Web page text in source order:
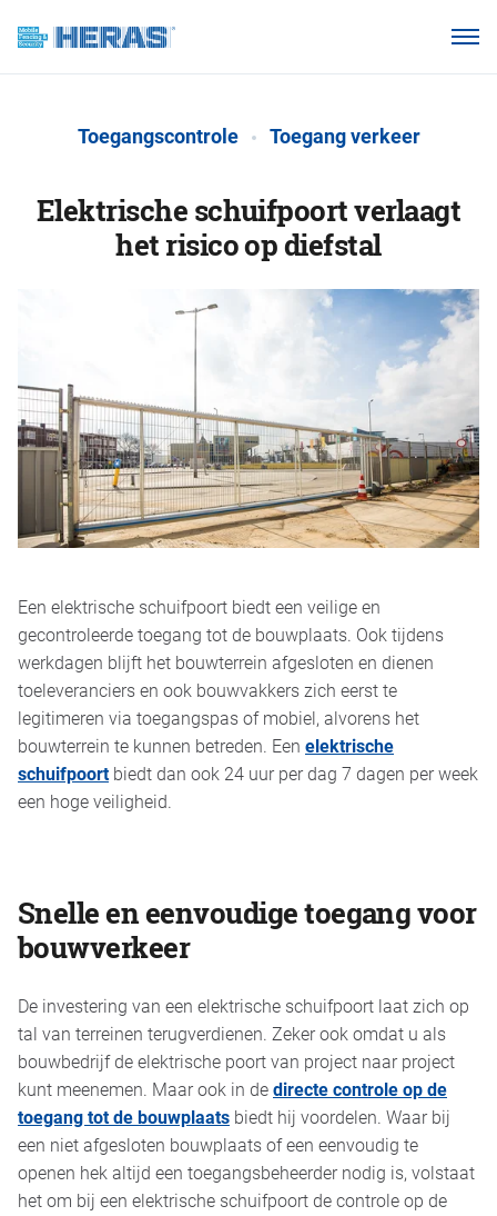
Producten
Kennisbank
Over ons
Webshop
Toegangscontrole Toegang verkeer
Elektrische schuifpoort verlaagt
het risico op diefstal
Een elektrische schuifpoort biedt een veilige en
gecontroleerde toegang tot de bouwplaats. Ook tijdens
werkdagen blijft het bouwterrein afgesloten en dienen
toeleveranciers en ook bouwvakkers zich eerst te
legitimeren via toegangspas of mobiel, alvorens het
bouwterrein te kunnen betreden. Een elektrische
schuifpoortbiedt dan ook 24 uur per dag 7 dagen per week
een hoge veiligheid.
Snelle en eenvoudige toegang voor
bouwverkeer
De investering van een elektrische schuifpoort laat zich op
tal van terreinen terugverdienen. Zeker ook omdat u als
bouwbedrijf de elektrische poort van project naar project
kunt meenemen. Maar ook in dedirecte controle op de
toegang tot de bouwplaats biedt hij voordelen. Waar bij
een niet afgesloten bouwplaats of een eenvoudig te
openen hek altijd een toegangsbeheerder nodig is, volstaat
het om bij een elektrische schuifpoort de controle op de